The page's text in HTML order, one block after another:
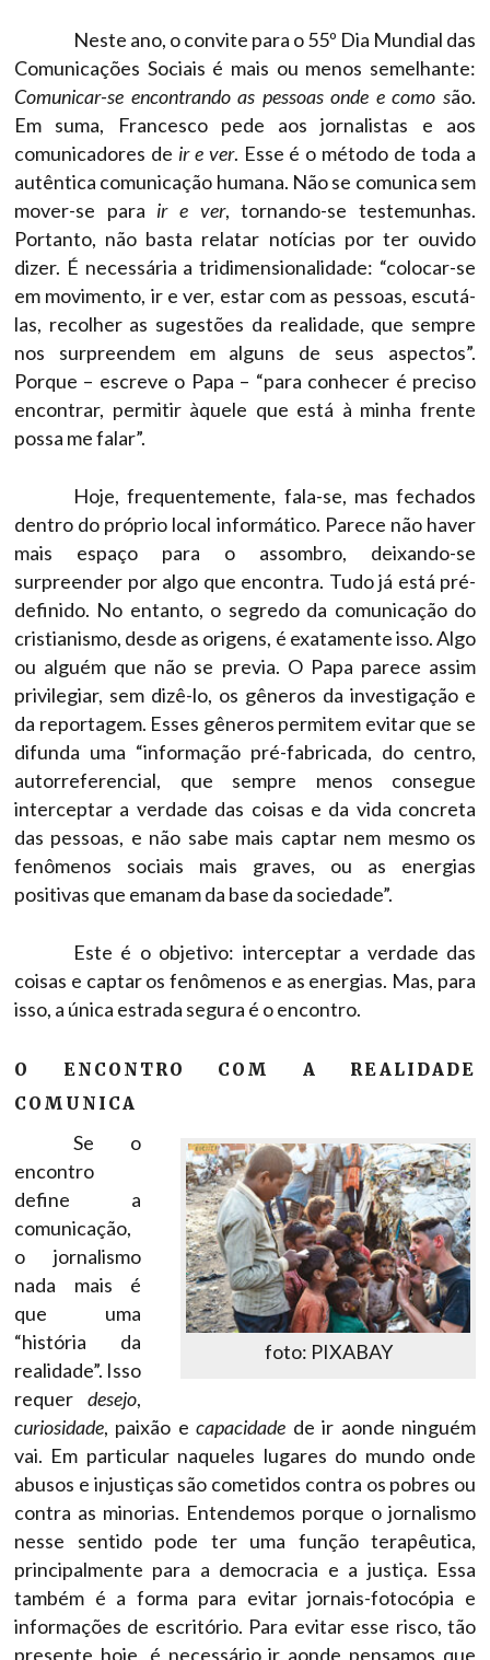
Neste ano, o convite para o 55º Dia Mundial das
Comunicações Sociais é mais ou menos semelhante:
Comunicar-se encontrando as pessoas onde e como são.
Em suma, Francesco pede aos jornalistas e aos
comunicadores de ir e ver. Esse é o método de toda a
autêntica comunicação humana. Não se comunica sem
mover-se para ir e ver, tornando-se testemunhas.
Portanto, não basta relatar notícias por ter ouvido
dizer. É necessária a tridimensionalidade: “colocar-se
em movimento, ir e ver, estar com as pessoas, escutá-
las, recolher as sugestões da realidade, que sempre
nos surpreendem em alguns de seus aspectos”.
Porque – escreve o Papa – “para conhecer é preciso
encontrar, permitir àquele que está à minha frente
possa me falar”.
Hoje, frequentemente, fala-se, mas fechados
dentro do próprio local informático. Parece não haver
mais espaço para o assombro, deixando-se
surpreender por algo que encontra. Tudo já está pré-
definido. No entanto, o segredo da comunicação do
cristianismo, desde as origens, é exatamente isso. Algo
ou alguém que não se previa. O Papa parece assim
privilegiar, sem dizê-lo, os gêneros da investigação e
da reportagem. Esses gêneros permitem evitar que se
difunda uma “informação pré-fabricada, do centro,
autorreferencial, que sempre menos consegue
interceptar a verdade das coisas e da vida concreta
das pessoas, e não sabe mais captar nem mesmo os
fenômenos sociais mais graves, ou as energias
positivas que emanam da base da sociedade”.
Este é o objetivo: interceptar a verdade das
coisas e captar os fenômenos e as energias. Mas, para
isso, a única estrada segura é o encontro.
O ENCONTRO COM A REALIDADE
COMUNICA
foto: PIXABAY
Se o
encontro
define a
comunicação,
o jornalismo
nada mais é
que uma
“história da
realidade”. Isso
requer desejo,
curiosidade, paixão ecapacidade de ir aonde ninguém
vai. Em particular naqueles lugares do mundo onde
abusos e injustiças são cometidos contra os pobres ou
contra as minorias. Entendemos porque o jornalismo
nesse sentido pode ter uma função terapêutica,
principalmente para a democracia e a justiça. Essa
também é a forma para evitar jornais-fotocópia e
informações de escritório. Para evitar esse risco, tão
presente hoje, é necessário ir aonde pensamos que